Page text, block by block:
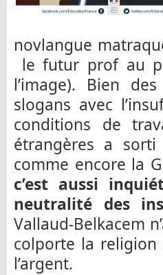
novlangue
le futur prof au
l’image). Bien
slogans avec
conditions de
étrangères a
comme encore la
c’est aussi
neutralité des
Vallaud-Belkacem
colporte la
l’argent.